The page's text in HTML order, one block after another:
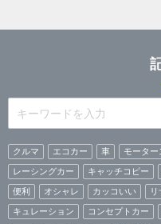
クルマ エコカー 車 モーター
レーシングカー
キャッチコピー
便利
オシャレ カッコいい
キュレーション
コンセプトカー